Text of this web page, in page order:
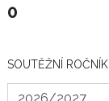
0
SOUTĚŽNÍ ROČNÍK